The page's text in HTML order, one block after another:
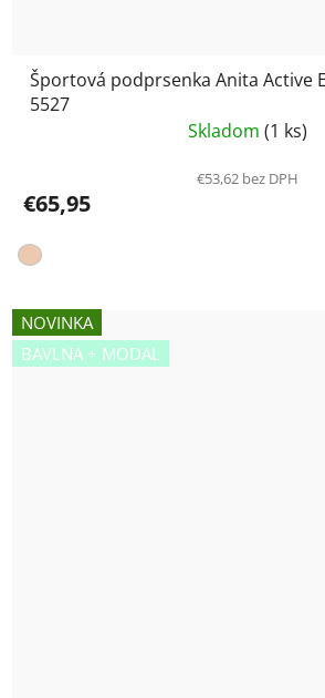
Športová podprsenka Anita Active
5527
Skladom (1 ks)
€53,62 bez DPH
€65,95
NOVINKA
BAVLNA + MODAL